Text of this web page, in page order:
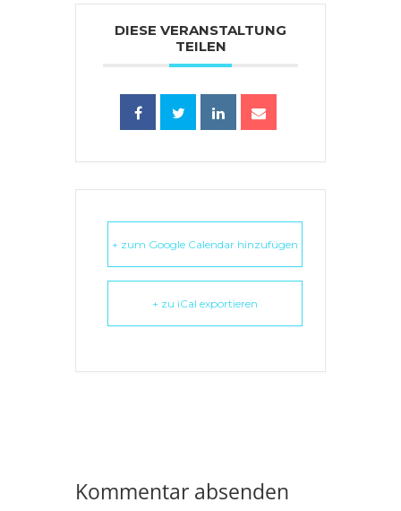
DIESE VERANSTALTUNG
TEILEN
+ zum Google Calendar hinzufügen
+ zu iCal exportieren
Kommentar absenden